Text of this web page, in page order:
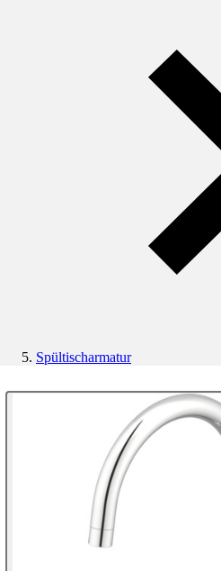
Spültischarmatur